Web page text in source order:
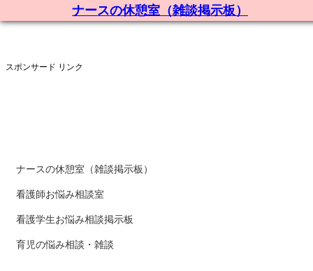
ナースの休憩室（雑談掲示板）
スポンサード リンク
ナースの休憩室（雑談掲示板）
看護師お悩み相談室
看護学生お悩み相談掲示板
育児の悩み相談・雑談